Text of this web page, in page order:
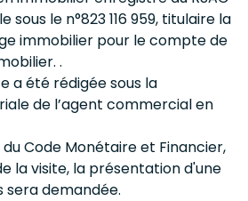
sous le n°823 116 959, titulaire la
immobilier pour le compte de
.
a été rédigée sous la
de l’agent commercial en
du Code Monétaire et Financier,
la visite, la présentation d'une
sera demandée.